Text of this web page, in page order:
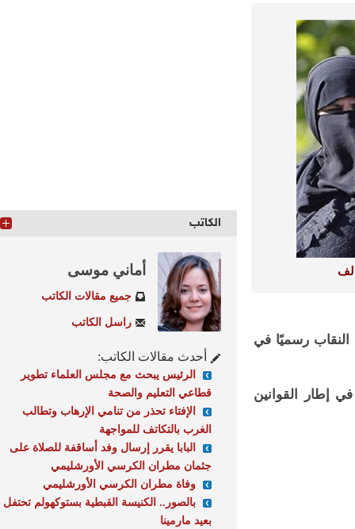
رسميًا في
فرنك، وذلك في إطار القوانين
الكاتب
أماني موسى
جميع مقالات الكاتب
راسل الكاتب
أحدث مقالات الكاتب:
الرئيس يبحث مع مجلس العلماء تطوير
قطاعي التعليم والصحة
الإفتاء تحذر من تنامي الإرهاب وتطالب
الغرب بالتكاتف للمواجهة
البابا يقرر إرسال وفد أساقفة للصلاة على
جثمان مطران الكرسي الأورشليمي
وفاة مطران الكرسي الأورشليمي
بالصور.. الكنيسة القبطية بستوكهولم تحتفل
بعيد مارمينا